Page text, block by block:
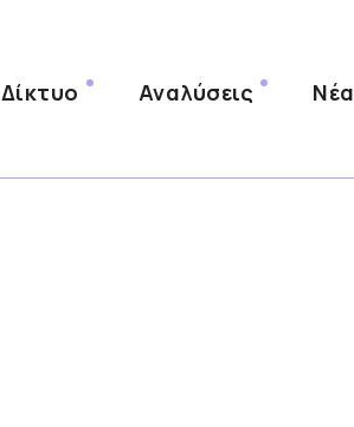
Δίκτυο Αναλύσεις Νέα